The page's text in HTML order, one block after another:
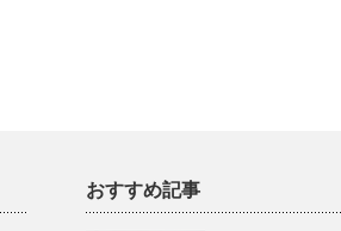
おすすめ記事